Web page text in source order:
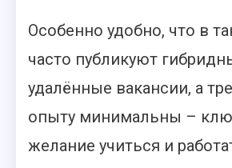
Особенно удобно, что в
часто публикуют
удалённые вакансии, а
опыту минимальны –
желание учиться и